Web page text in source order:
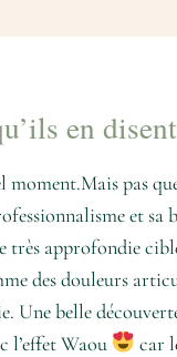
en
moment.Mais pas
et sa
très approfondie
des douleurs
Une belle
l’effet Waou
car